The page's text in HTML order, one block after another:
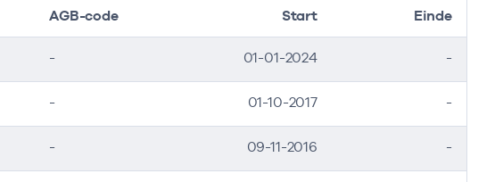
AGB-code Start Einde
- 01-01-2024 -
- 01-10-2017 -
- 09-11-2016 -